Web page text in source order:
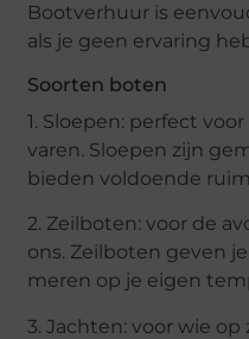
Bootverhuur is
als je geen ervaring
Soorten boten
1. Sloepen: perfect
varen. Sloepen zijn
bieden voldoende
2. Zeilboten: voor de
ons. Zeilboten geven
meren op je eigen
3. Jachten: voor wie op